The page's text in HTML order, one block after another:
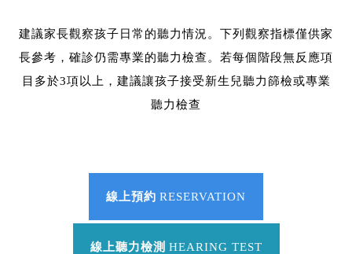
建議家長觀察孩子日常的聽力情況。下列觀察指標僅供家
長參考，確診仍需專業的聽力檢查。若每個階段無反應項
目多於3項以上，建議讓孩子接受新生兒聽力篩檢或專業
聽力檢查
線上預約 RESERVATION
線上聽力檢測 HEARING TEST